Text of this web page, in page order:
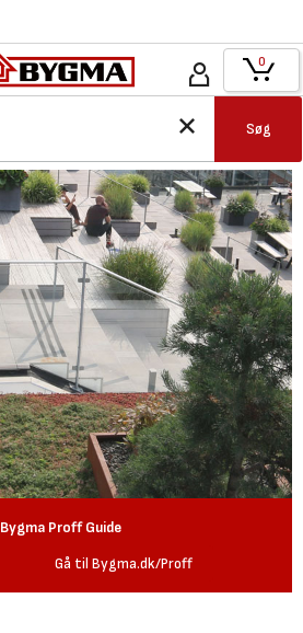
Søg
0
Bygma Proff Guide
Gå til Bygma.dk/Proff